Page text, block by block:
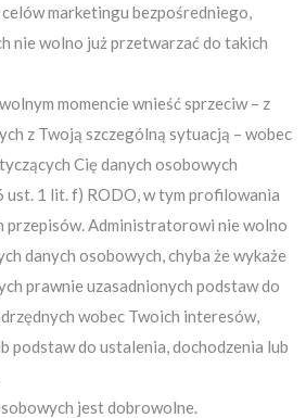
marketingu bezpośredniego,
nie wolno już przetwarzać do takich
momencie wnieść sprzeciw – z
z Twoją szczególną sytuacją – wobec
Cię danych osobowych
ust. 1 lit. f) RODO, w tym profilowania
przepisów. Administratorowi nie wolno
danych osobowych, chyba że wykaże
prawnie uzasadnionych podstaw do
wobec Twoich interesów,
podstaw do ustalenia, dochodzenia lub
jest dobrowolne.